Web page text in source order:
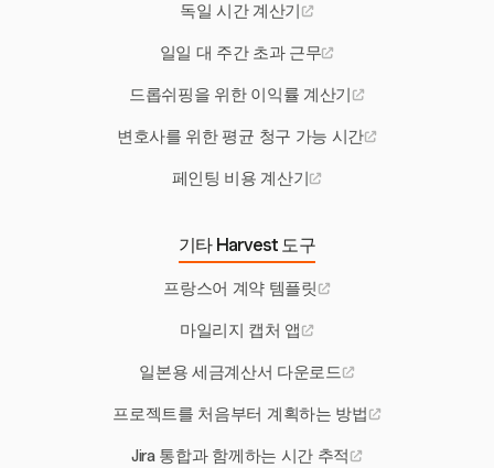
독일 시간 계산기
일일 대 주간 초과 근무
드롭쉬핑을 위한 이익률 계산기
변호사를 위한 평균 청구 가능 시간
페인팅 비용 계산기
기타 Harvest 도구
프랑스어 계약 템플릿
마일리지 캡처 앱
일본용 세금계산서 다운로드
프로젝트를 처음부터 계획하는 방법
Jira 통합과 함께하는 시간 추적